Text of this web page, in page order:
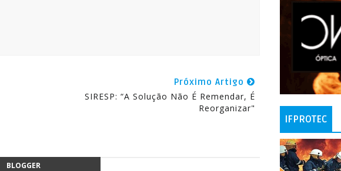
Próximo Artigo
SIRESP: “A Solução Não É Remendar, É
Reorganizar"
BLOGGER
IFPROTEC